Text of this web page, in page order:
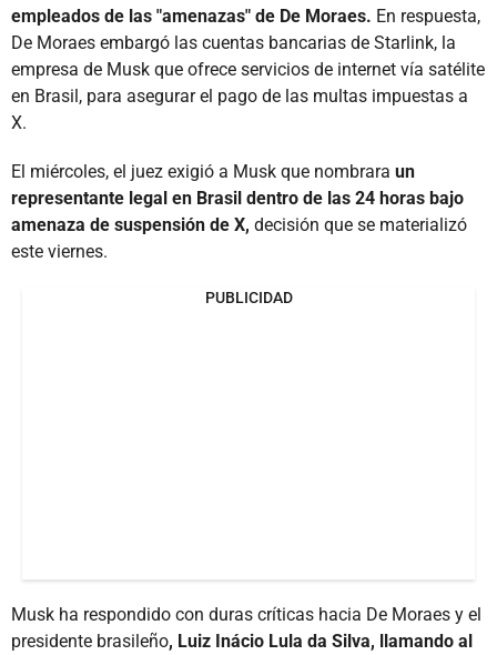
empleados de las "amenazas" de De Moraes. En respuesta,
De Moraes embargó las cuentas bancarias de Starlink, la
empresa de Musk que ofrece servicios de internet vía satélite
en Brasil, para asegurar el pago de las multas impuestas a
X.
El miércoles, el juez exigió a Musk que nombrara un
representante legal en Brasil dentro de las 24 horas bajo
amenaza de suspensión de X, decisión que se materializó
este viernes.
PUBLICIDAD
Musk ha respondido con duras críticas hacia De Moraes y el
presidente brasileño, Luiz Inácio Lula da Silva, llamando al